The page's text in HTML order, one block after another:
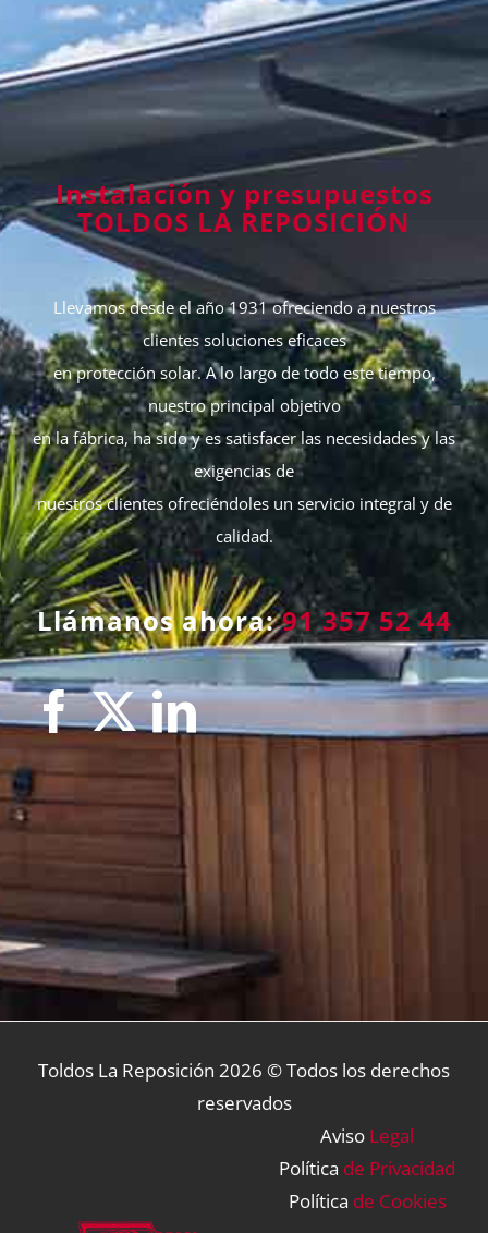
Instalación y presupuestos
TOLDOS LA REPOSICIÓN
Llevamos desde el año 1931 ofreciendo a nuestros
clientes soluciones eficaces
en protección solar. A lo largo de todo este tiempo,
nuestro principal objetivo
en la fábrica, ha sido y es satisfacer las necesidades y las
exigencias de
nuestros clientes ofreciéndoles un servicio integral y de
calidad.
Llámanos ahora:91 357 52 44
Toldos La Reposición 2026 © Todos los derechos
reservados
Aviso Legal
Política de Privacidad
Política de Cookies